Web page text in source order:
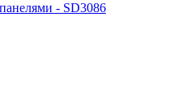
- SD3086